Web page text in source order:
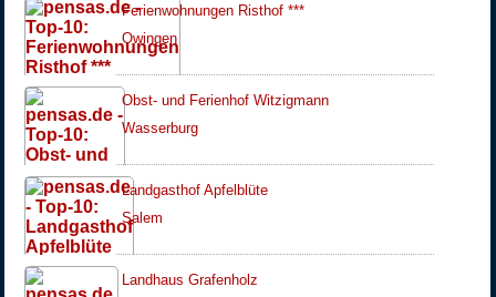
Ferienwohnungen Risthof ***
Owingen
Obst- und Ferienhof Witzigmann
Wasserburg
Landgasthof Apfelblüte
Salem
Landhaus Grafenholz